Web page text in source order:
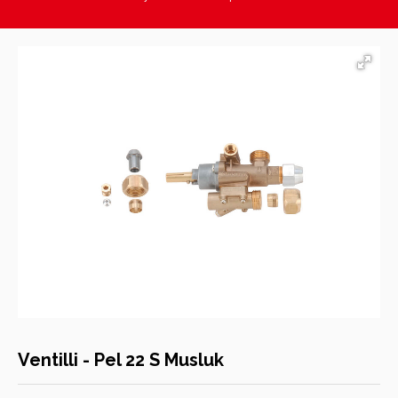
Hasan Kara Endüstriyel Mutfak Ekipmanları
Ventilli - Pel 22 S Musluk